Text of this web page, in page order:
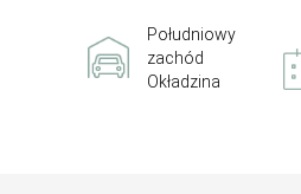
Południowy
zachód
Okładzina